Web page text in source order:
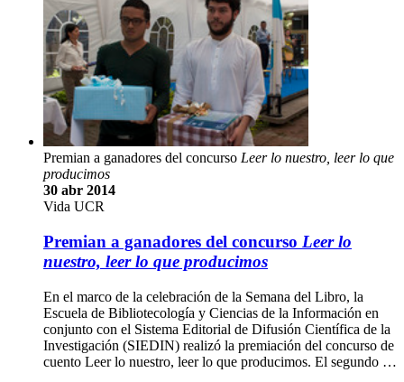
Premian a ganadores del concurso Leer lo nuestro, leer lo que
producimos
30 abr 2014
Vida UCR
Premian a ganadores del concurso Leer lo
nuestro, leer lo que producimos
En el marco de la celebración de la Semana del Libro, la
Escuela de Bibliotecología y Ciencias de la Información en
conjunto con el Sistema Editorial de Difusión Científica de la
Investigación (SIEDIN) realizó la premiación del concurso de
cuento Leer lo nuestro, leer lo que producimos. El segundo …